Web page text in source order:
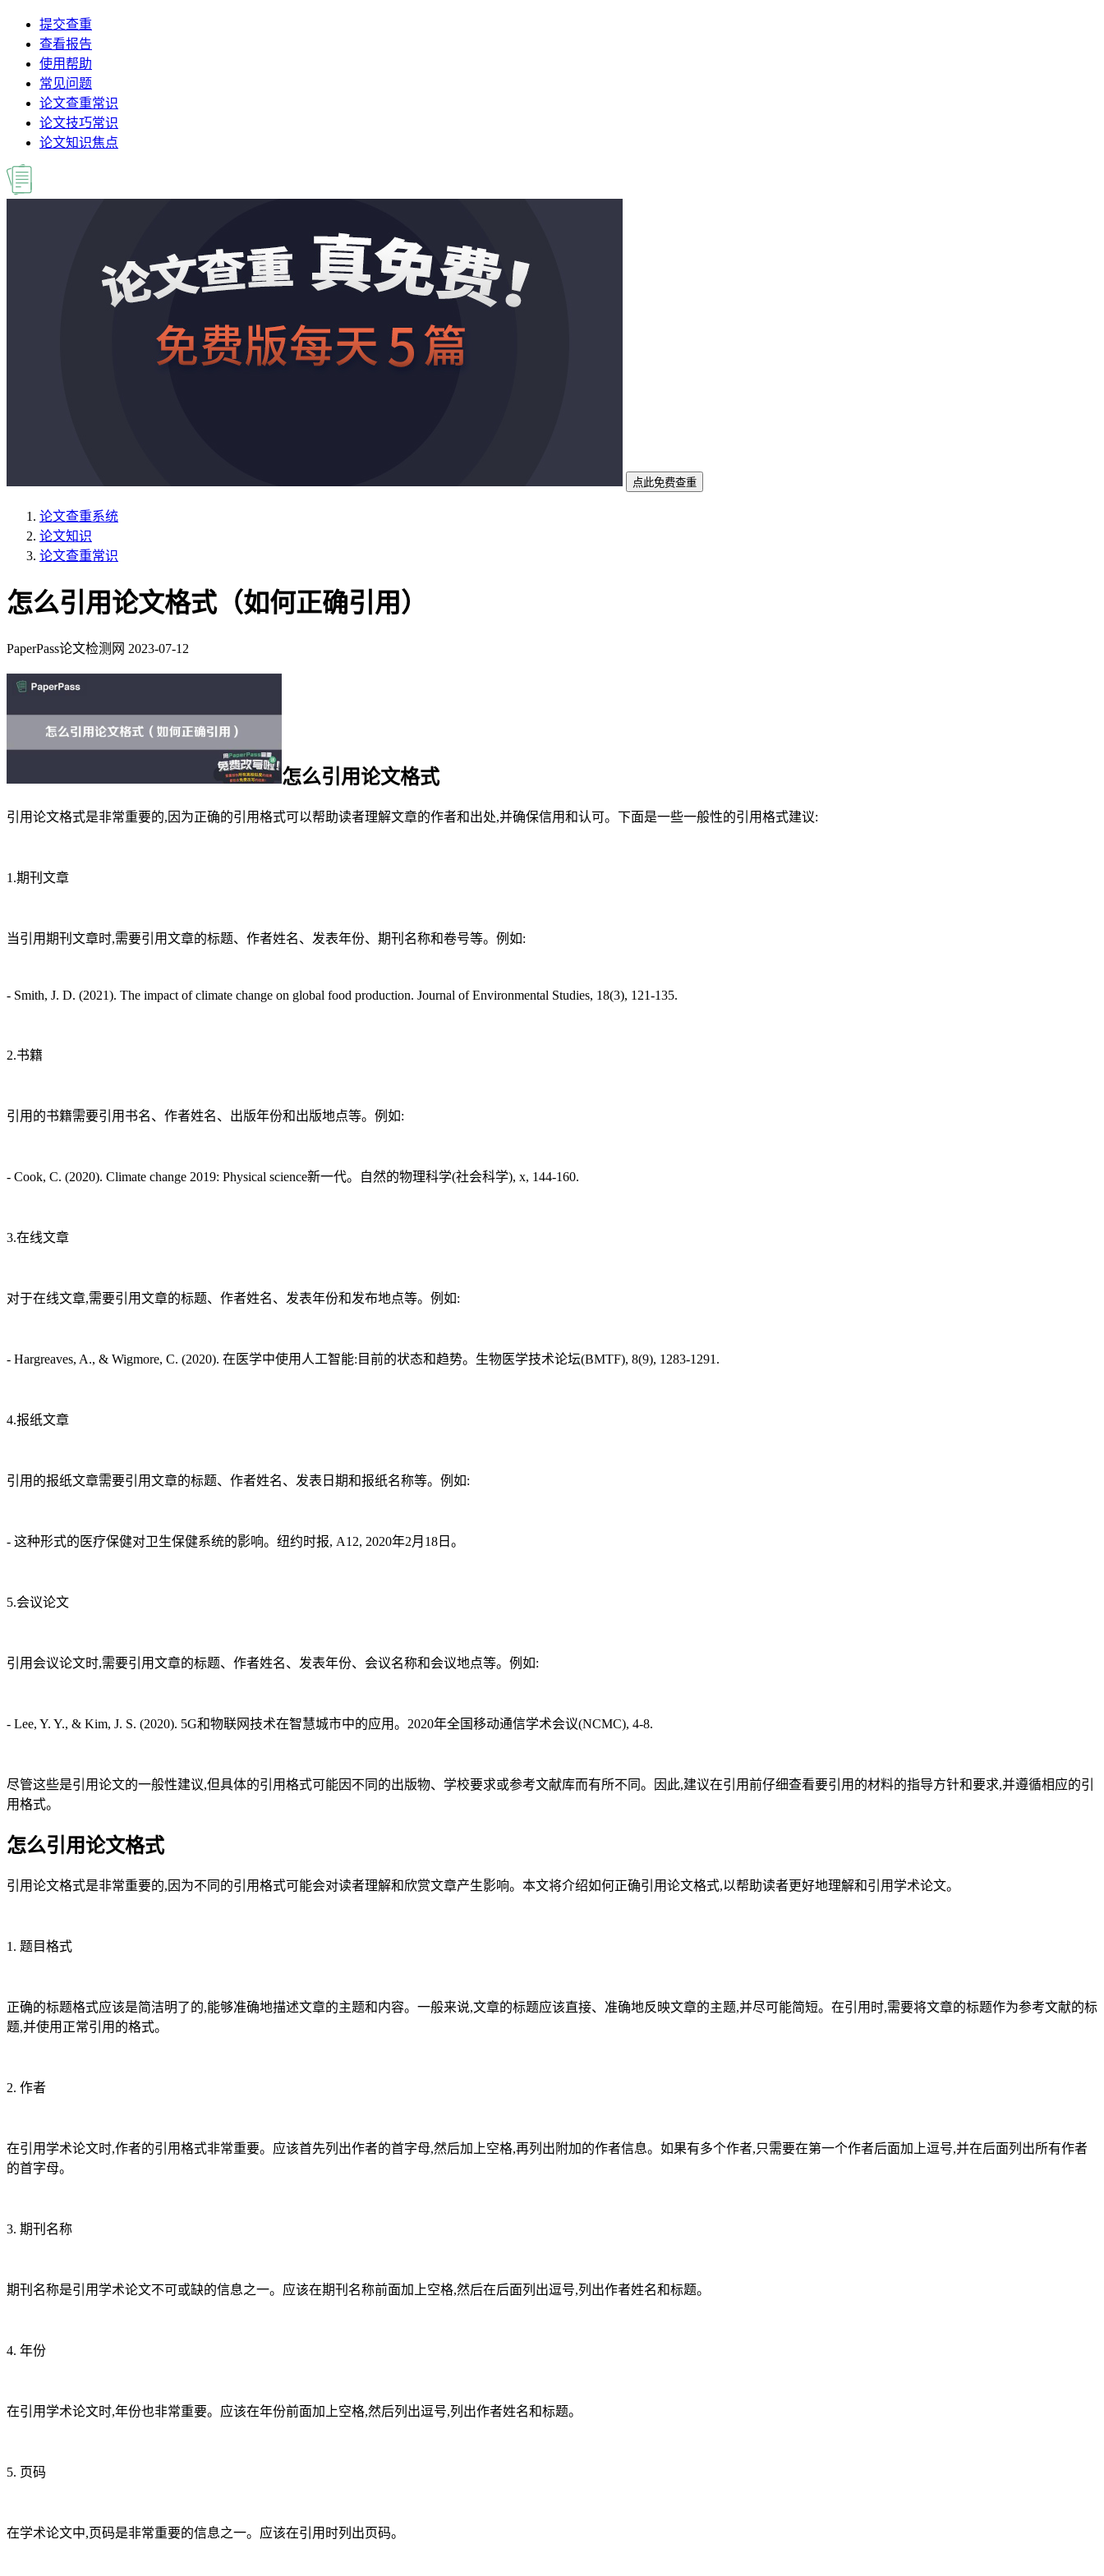
提交查重
查看报告
使用帮助
常见问题
论文查重常识
论文技巧常识
论文知识焦点
点此免费查重
论文查重系统
论文知识
论文查重常识
怎么引用论文格式（如何正确引用）
PaperPass论文检测网 2023-07-12
怎么引用论文格式
引用论文格式是非常重要的,因为正确的引用格式可以帮助读者理解文章的作者和出处,并确保信用和认可。下面是一些一般性的引用格式建议:
1.期刊文章
当引用期刊文章时,需要引用文章的标题、作者姓名、发表年份、期刊名称和卷号等。例如:
- Smith, J. D. (2021). The impact of climate change on global food production. Journal of Environmental Studies, 18(3), 121-135.
2.书籍
引用的书籍需要引用书名、作者姓名、出版年份和出版地点等。例如:
- Cook, C. (2020). Climate change 2019: Physical science新一代。自然的物理科学(社会科学), x, 144-160.
3.在线文章
对于在线文章,需要引用文章的标题、作者姓名、发表年份和发布地点等。例如:
- Hargreaves, A., & Wigmore, C. (2020). 在医学中使用人工智能:目前的状态和趋势。生物医学技术论坛(BMTF), 8(9), 1283-1291.
4.报纸文章
引用的报纸文章需要引用文章的标题、作者姓名、发表日期和报纸名称等。例如:
- 这种形式的医疗保健对卫生保健系统的影响。纽约时报, A12, 2020年2月18日。
5.会议论文
引用会议论文时,需要引用文章的标题、作者姓名、发表年份、会议名称和会议地点等。例如:
- Lee, Y. Y., & Kim, J. S. (2020). 5G和物联网技术在智慧城市中的应用。2020年全国移动通信学术会议(NCMC), 4-8.
尽管这些是引用论文的一般性建议,但具体的引用格式可能因不同的出版物、学校要求或参考文献库而有所不同。因此,建议在引用前仔细查看要引用的材料的指导方针和要求,并遵循相应的引
用格式。
怎么引用论文格式
引用论文格式是非常重要的,因为不同的引用格式可能会对读者理解和欣赏文章产生影响。本文将介绍如何正确引用论文格式,以帮助读者更好地理解和引用学术论文。
1. 题目格式
正确的标题格式应该是简洁明了的,能够准确地描述文章的主题和内容。一般来说,文章的标题应该直接、准确地反映文章的主题,并尽可能简短。在引用时,需要将文章的标题作为参考文献的标
题,并使用正常引用的格式。
2. 作者
在引用学术论文时,作者的引用格式非常重要。应该首先列出作者的首字母,然后加上空格,再列出附加的作者信息。如果有多个作者,只需要在第一个作者后面加上逗号,并在后面列出所有作者
的首字母。
3. 期刊名称
期刊名称是引用学术论文不可或缺的信息之一。应该在期刊名称前面加上空格,然后在后面列出逗号,列出作者姓名和标题。
4. 年份
在引用学术论文时,年份也非常重要。应该在年份前面加上空格,然后列出逗号,列出作者姓名和标题。
5. 页码
在学术论文中,页码是非常重要的信息之一。应该在引用时列出页码。